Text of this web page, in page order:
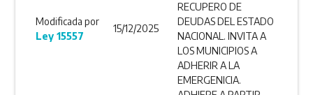
Modificada por
Ley 15557
15/12/2025
RECUPERO DE
DEUDAS DEL ESTADO
NACIONAL. INVITA A
LOS MUNICIPIOS A
ADHERIR A LA
EMERGENICIA.